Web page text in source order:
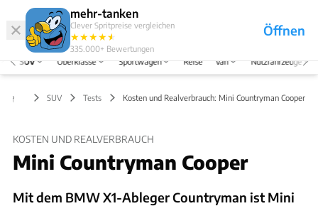
mehr-tanken
Clever Spritpreise vergleichen
★★★★★
★
335.000+ Bewertungen
Öffnen
Abo
Menü
SUV Oberklasse Sportwagen Reise Van Nutzfahrzeuge
SUV Tests Kosten und Realverbrauch: Mini Countryman Cooper
KOSTEN UND REALVERBRAUCH
Mini Countryman Cooper
Mit dem BMW X1-Ableger Countryman ist Mini